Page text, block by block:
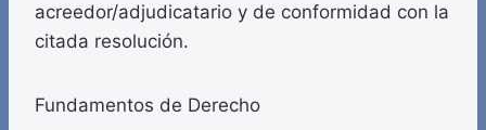
acreedor/adjudicatario y de conformidad con la
citada resolución.
Fundamentos de Derecho